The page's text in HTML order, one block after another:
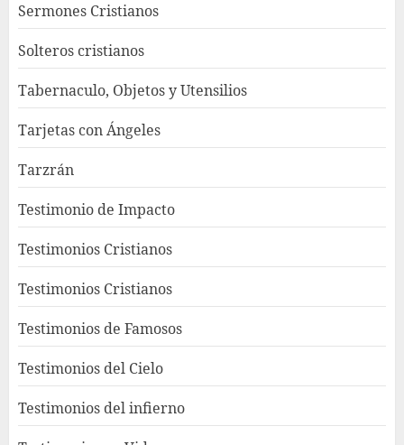
Sermones Cristianos
Solteros cristianos
Tabernaculo, Objetos y Utensilios
Tarjetas con Ángeles
Tarzrán
Testimonio de Impacto
Testimonios Cristianos
Testimonios Cristianos
Testimonios de Famosos
Testimonios del Cielo
Testimonios del infierno